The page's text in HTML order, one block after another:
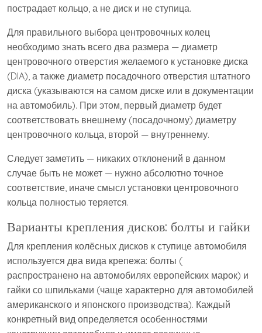
пострадает кольцо, а не диск и не ступица.
Для правильного выбора центровочных колец
необходимо знать всего два размера — диаметр
центровочного отверстия желаемого к установке диска
(DIA), а также диаметр посадочного отверстия штатного
диска (указываются на самом диске или в документации
на автомобиль). При этом, первый диаметр будет
соответствовать внешнему (посадочному) диаметру
центровочного кольца, второй — внутреннему.
Следует заметить — никаких отклонений в данном
случае быть не может — нужно абсолютно точное
соответствие, иначе смысл установки центровочного
кольца полностью теряется.
Варианты крепления дисков: болты и гайки
Для крепления колёсных дисков к ступице автомобиля
используется два вида крепежа: болты (
распространено на автомобилях европейских марок) и
гайки со шпильками (чаще характерно для автомобилей
американского и японского производства). Каждый
конкретный вид определяется особенностями